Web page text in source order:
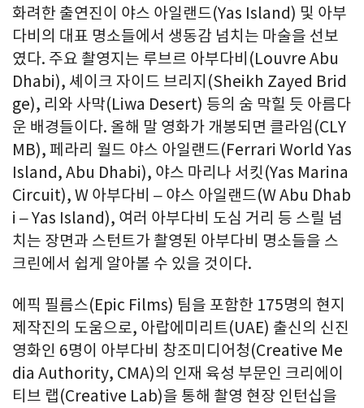
화려한 출연진이 야스 아일랜드(Yas Island) 및 아부
다비의 대표 명소들에서 생동감 넘치는 마술을 선보
였다. 주요 촬영지는 루브르 아부다비(Louvre Abu
Dhabi), 셰이크 자이드 브리지(Sheikh Zayed Brid
ge), 리와 사막(Liwa Desert) 등의 숨 막힐 듯 아름다
운 배경들이다. 올해 말 영화가 개봉되면 클라임(CLY
MB), 페라리 월드 야스 아일랜드(Ferrari World Yas
Island, Abu Dhabi), 야스 마리나 서킷(Yas Marina
Circuit), W 아부다비 – 야스 아일랜드(W Abu Dhab
i –Yas Island), 여러 아부다비 도심 거리 등 스릴 넘
치는 장면과 스턴트가 촬영된 아부다비 명소들을 스
크린에서 쉽게 알아볼 수 있을 것이다.
에픽 필름스(Epic Films) 팀을 포함한 175명의 현지
제작진의 도움으로, 아랍에미리트(UAE) 출신의 신진
영화인 6명이 아부다비 창조미디어청(Creative Me
dia Authority, CMA)의 인재 육성 부문인 크리에이
티브 랩(Creative Lab)을 통해 촬영 현장 인턴십을